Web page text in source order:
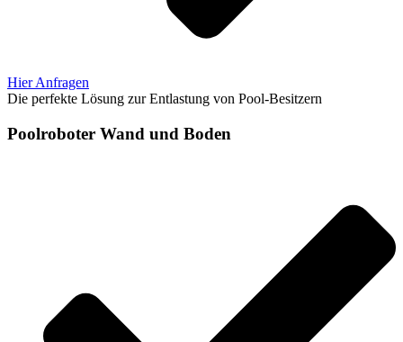
Hier Anfragen
Die perfekte Lösung zur Entlastung von Pool-Besitzern
Poolroboter Wand und Boden